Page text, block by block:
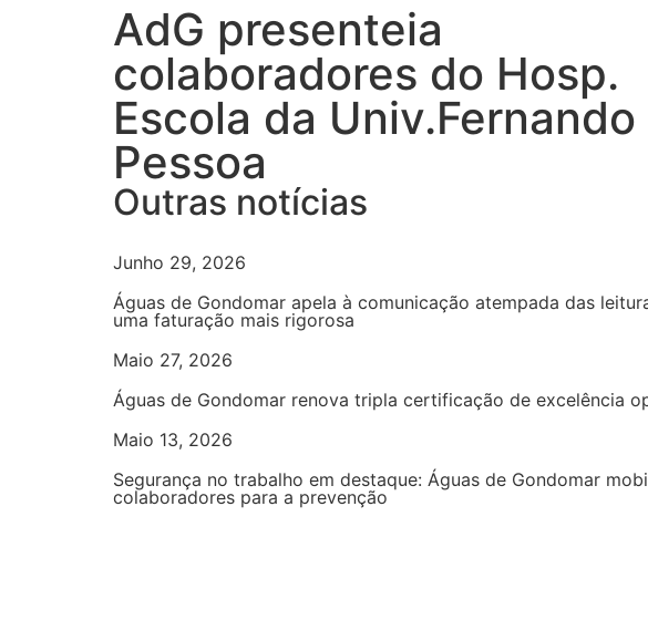
AdG presenteia
colaboradores do Hosp.
Escola da Univ.Fernando
Pessoa
Outras notícias
Junho 29, 2026
Águas de Gondomar apela à comunicação atempada das
uma faturação mais rigorosa
Maio 27, 2026
Águas de Gondomar renova tripla certificação de excelência
Maio 13, 2026
Segurança no trabalho em destaque: Águas de Gondomar
colaboradores para a prevenção